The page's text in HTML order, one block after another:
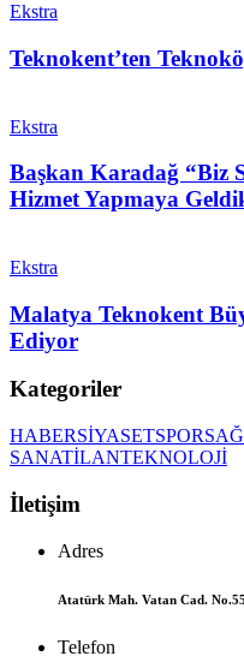
Ekstra
Teknokent’ten
Ekstra
Başkan Karadağ “Biz
Hizmet Yapmaya
Ekstra
Malatya Teknokent
Ediyor
Kategoriler
HABERSİYASETSPOR
SANATİLANTEKNOLOJİ
İletişim
Adres
Atatürk Mah. Vatan Cad.
Telefon